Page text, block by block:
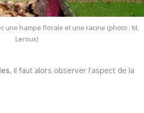
une hampe florale et une racine (photo : M.
Leroux)
, il faut alors observer l’aspect de la